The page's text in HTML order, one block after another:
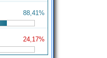
88,41%
24,17%